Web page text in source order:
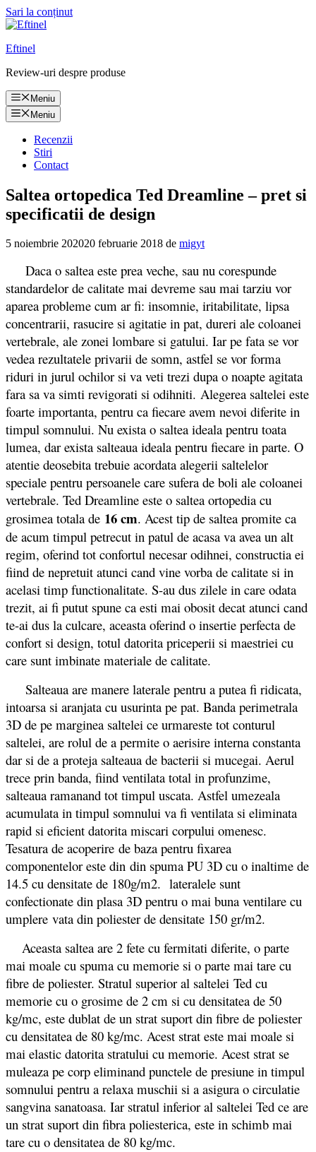
Sari la conținut
Eftinel
Review-uri despre produse
Meniu
Meniu
Recenzii
Stiri
Contact
Saltea ortopedica Ted Dreamline – pret si
specificatii de design
5 noiembrie 202020 februarie 2018 de migyt
Daca o saltea este prea veche, sau nu corespunde
standardelor de calitate mai devreme sau mai tarziu vor
aparea probleme cum ar fi: insomnie, iritabilitate, lipsa
concentrarii, rasucire si agitatie in pat, dureri ale coloanei
vertebrale, ale zonei lombare si gatului. Iar pe fata se vor
vedea rezultatele privarii de somn, astfel se vor forma
riduri in jurul ochilor si va veti trezi dupa o noapte agitata
fara sa va simti revigorati si odihniti. Alegerea saltelei este
foarte importanta, pentru ca fiecare avem nevoi diferite in
timpul somnului. Nu exista o saltea ideala pentru toata
lumea, dar exista salteaua ideala pentru fiecare in parte. O
atentie deosebita trebuie acordata alegerii saltelelor
speciale pentru persoanele care sufera de boli ale coloanei
vertebrale. Ted Dreamline este o saltea ortopedia cu
grosimea totala de 16 cm. Acest tip de saltea promite ca
de acum timpul petrecut in patul de acasa va avea un alt
regim, oferind tot confortul necesar odihnei, constructia ei
fiind de nepretuit atunci cand vine vorba de calitate si in
acelasi timp functionalitate. S-au dus zilele in care odata
trezit, ai fi putut spune ca esti mai obosit decat atunci cand
te-ai dus la culcare, aceasta oferind o insertie perfecta de
confort si design, totul datorita priceperii si maestriei cu
care sunt imbinate materiale de calitate.
Salteaua are manere laterale pentru a putea fi ridicata,
intoarsa si aranjata cu usurinta pe pat. Banda perimetrala
3D de pe marginea saltelei ce urmareste tot conturul
saltelei, are rolul de a permite o aerisire interna constanta
dar si de a proteja salteaua de bacterii si mucegai. Aerul
trece prin banda, fiind ventilata total in profunzime,
salteaua ramanand tot timpul uscata. Astfel umezeala
acumulata in timpul somnului va fi ventilata si eliminata
rapid si eficient datorita miscari corpului omenesc.
Tesatura de acoperire de baza pentru fixarea
componentelor este din din spuma PU 3D cu o inaltime de
14.5 cu densitate de 180g/m2. lateralele sunt
confectionate din plasa 3D pentru o mai buna ventilare cu
umplere vata din poliester de densitate 150 gr/m2.
Aceasta saltea are 2 fete cu fermitati diferite, o parte
mai moale cu spuma cu memorie si o parte mai tare cu
fibre de poliester. Stratul superior al saltelei Ted cu
memorie cu o grosime de 2 cm si cu densitatea de 50
kg/mc, este dublat de un strat suport din fibre de poliester
cu densitatea de 80 kg/mc. Acest strat este mai moale si
mai elastic datorita stratului cu memorie. Acest strat se
muleaza pe corp eliminand punctele de presiune in timpul
somnului pentru a relaxa muschii si a asigura o circulatie
sangvina sanatoasa. Iar stratul inferior al saltelei Ted ce are
un strat suport din fibra poliesterica, este in schimb mai
tare cu o densitatea de 80 kg/mc.